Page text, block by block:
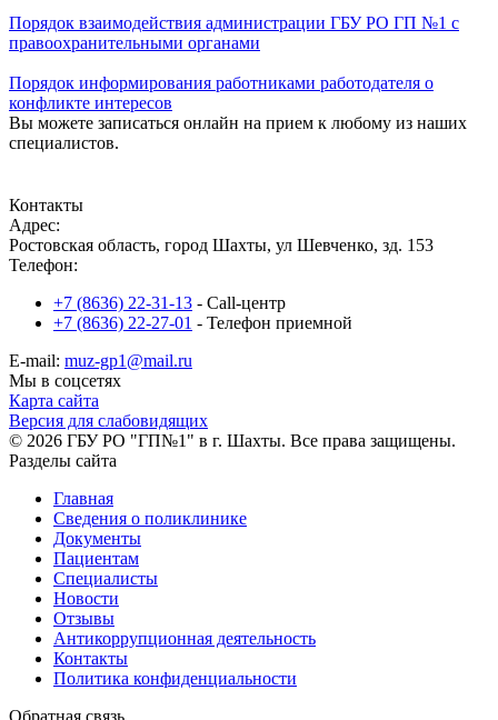
Порядок взаимодействия администрации ГБУ РО ГП №1 с
правоохранительными органами
Порядок информирования работниками работодателя о
конфликте интересов
Вы можете записаться онлайн на прием к любому из наших
специалистов.
Контакты
Адрес:
Ростовская область, город Шахты, ул Шевченко, зд. 153
Телефон:
+7 (8636) 22-31-13 - Call-центр
+7 (8636) 22-27-01 - Телефон приемной
E-mail: muz-gp1@mail.ru
Мы в соцсетях
Карта сайта
Версия для слабовидящих
© 2026 ГБУ РО "ГП№1" в г. Шахты. Все права защищены.
Разделы сайта
Главная
Сведения о поликлинике
Документы
Пациентам
Специалисты
Новости
Отзывы
Антикоррупционная деятельность
Контакты
Политика конфиденциальности
Обратная связь